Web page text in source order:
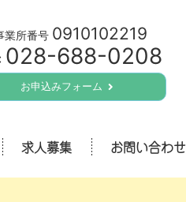
業所番号 0910102219
028-688-0208
お申込みフォーム
求人募集 お問い合わせ